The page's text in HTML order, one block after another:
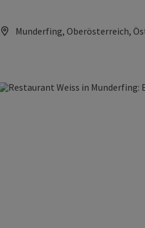
Munderfing, Oberösterreich,